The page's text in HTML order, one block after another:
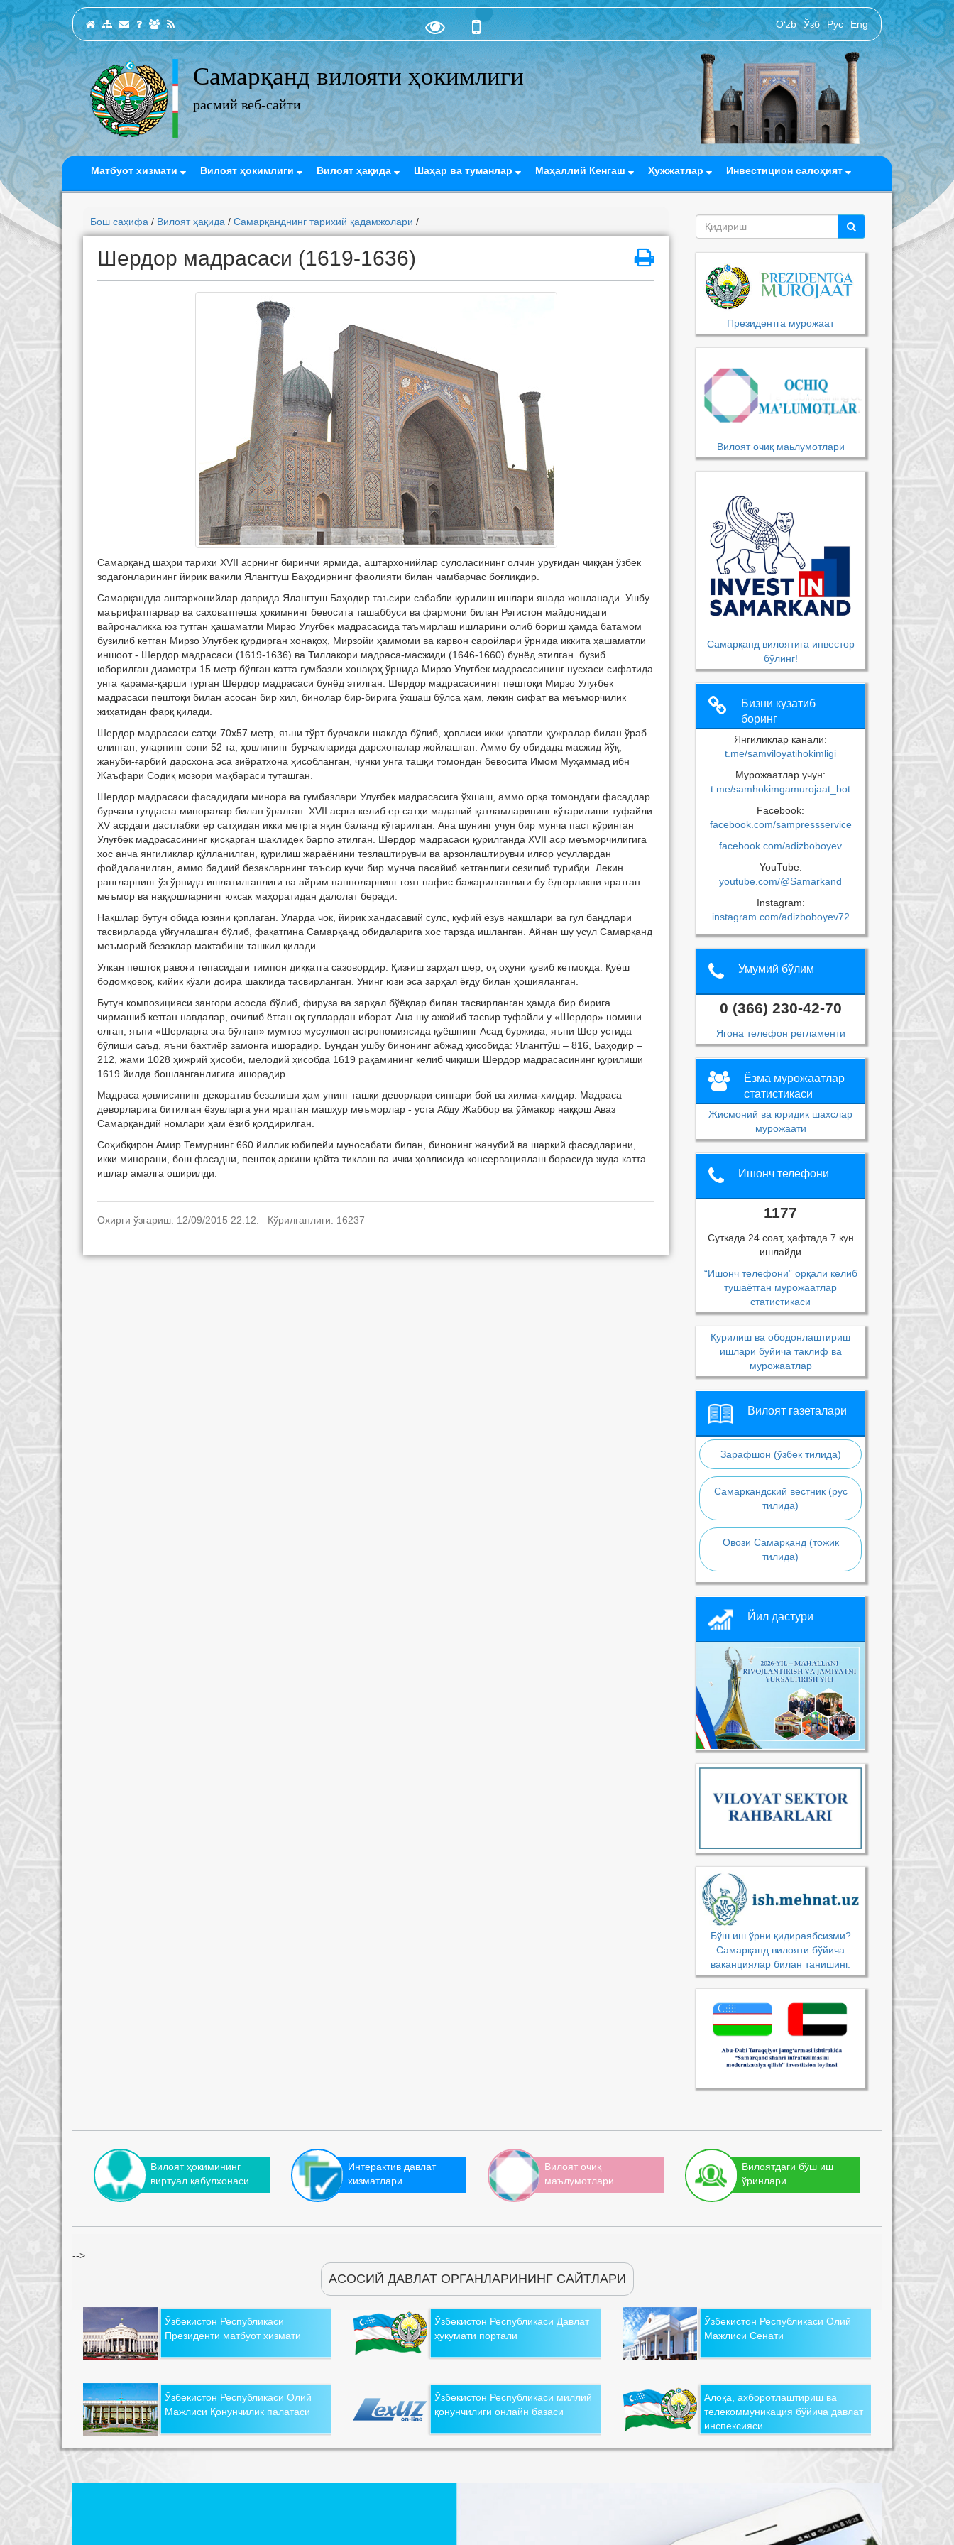
O‘zb Ўзб Рус Eng
Самарқанд вилояти ҳокимлиги
расмий веб-сайти
Матбуот хизмати Вилоят ҳокимлиги Вилоят ҳақида Шаҳар ва туманлар Маҳаллий Кенгаш Ҳужжатлар Инвестицион салоҳият
Бош саҳифа / Вилоят ҳақида / Самарқанднинг тарихий қадамжолари /
Шердор мадрасаси (1619-1636)
Самарқанд шаҳри тарихи ХVII асрнинг биринчи ярмида, аштархонийлар сулоласининг олчин уруғидан чиққан ўзбек
зодагонларининг йирик вакили Ялангтуш Баҳодирнинг фаолияти билан чамбарчас боғлиқдир.
Самарқандда аштархонийлар даврида Ялангтуш Баҳодир таъсири сабабли қурилиш ишлари янада жонланади. Ушбу
маърифатпарвар ва саховатпеша ҳокимнинг бевосита ташаббуси ва фармони билан Регистон майдонидаги
вайроналикка юз тутган ҳашаматли Мирзо Улуғбек мадрасасида таъмирлаш ишларини олиб бориш ҳамда батамом
бузилиб кетган Мирзо Улуғбек қурдирган хонақоҳ, Мирзойи ҳаммоми ва карвон саройлари ўрнида иккита ҳашаматли
иншоот - Шердор мадрасаси (1619-1636) ва Тиллакори мадраса-масжиди (1646-1660) бунёд этилган. бузиб
юборилган диаметри 15 метр бўлган катта гумбазли хонақоҳ ўрнида Мирзо Улуғбек мадрасасининг нусхаси сифатида
унга қарама-қарши турган Шердор мадрасаси бунёд этилган. Шердор мадрасасининг пештоқи Мирзо Улуғбек
мадрасаси пештоқи билан асосан бир хил, бинолар бир-бирига ўхшаш бўлса ҳам, лекин сифат ва меъморчилик
жиҳатидан фарқ қилади.
Шердор мадрасаси сатҳи 70х57 метр, яъни тўрт бурчакли шаклда бўлиб, ҳовлиси икки қаватли ҳужралар билан ўраб
олинган, уларнинг сони 52 та, ҳовлининг бурчакларида дарсхоналар жойлашган. Аммо бу обидада масжид йўқ,
жануби-ғарбий дарсхона эса зиёратхона ҳисобланган, чунки унга ташқи томондан бевосита Имом Муҳаммад ибн
Жаъфари Содиқ мозори мақбараси туташган.
Шердор мадрасаси фасадидаги минора ва гумбазлари Улуғбек мадрасасига ўхшаш, аммо орқа томондаги фасадлар
бурчаги гулдаста миноралар билан ўралган. ХVII асрга келиб ер сатҳи маданий қатламларининг кўтарилиши туфайли
ХV асрдаги дастлабки ер сатҳидан икки метрга яқин баланд кўтарилган. Ана шунинг учун бир мунча паст кўринган
Улуғбек мадрасасининг қисқарган шаклидек барпо этилган. Шердор мадрасаси қурилганда ХVII аср меъморчилигига
хос анча янгиликлар қўлланилган, қурилиш жараёнини тезлаштирувчи ва арзонлаштирувчи илғор усуллардан
фойдаланилган, аммо бадиий безакларнинг таъсир кучи бир мунча пасайиб кетганлиги сезилиб турибди. Лекин
рангларнинг ўз ўрнида ишлатилганлиги ва айрим панноларнинг ғоят нафис бажарилганлиги бу ёдгорликни яратган
меъмор ва наққошларнинг юксак маҳоратидан далолат беради.
Нақшлар бутун обида юзини қоплаган. Уларда чок, йирик хандасавий сулс, куфий ёзув нақшлари ва гул бандлари
тасвирларда уйғунлашган бўлиб, фақатгина Самарқанд обидаларига хос тарзда ишланган. Айнан шу усул Самарқанд
меъморий безаклар мактабини ташкил қилади.
Улкан пештоқ равоғи тепасидаги тимпон диққатга сазовордир: Қизғиш зарҳал шер, оқ оҳуни қувиб кетмоқда. Қуёш
бодомқовоқ, кийик кўзли доира шаклида тасвирланган. Унинг юзи эса зарҳал ёғду билан ҳошияланган.
Бутун композицияси зангори асосда бўлиб, фируза ва зарҳал бўёқлар билан тасвирланган ҳамда бир бирига
чирмашиб кетган навдалар, очилиб ётган оқ гуллардан иборат. Ана шу ажойиб тасвир туфайли у «Шердор» номини
олган, яъни «Шерларга эга бўлган» мумтоз мусулмон астрономиясида қуёшнинг Асад буржида, яъни Шер устида
бўлиши саъд, яъни бахтиёр замонга ишорадир. Бундан ушбу бинонинг абжад ҳисобида: Ялангтўш – 816, Баҳодир –
212, жами 1028 ҳижрий ҳисоби, мелодий ҳисобда 1619 рақамининг келиб чиқиши Шердор мадрасасининг қурилиши
1619 йилда бошланганлигига ишорадир.
Мадраса ҳовлисининг декоратив безалиши ҳам унинг ташқи деворлари сингари бой ва хилма-хилдир. Мадраса
деворларига битилган ёзувларга уни яратган машҳур меъморлар - уста Абду Жаббор ва ўймакор наққош Аваз
Самарқандий номлари ҳам ёзиб қолдирилган.
Соҳибқирон Амир Темурнинг 660 йиллик юбилейи муносабати билан, бинонинг жанубий ва шарқий фасадларини,
икки минорани, бош фасадни, пештоқ аркини қайта тиклаш ва ички ҳовлисида консервациялаш борасида жуда катта
ишлар амалга оширилди.
Охирги ўзгариш: 12/09/2015 22:12. Кўрилганлиги: 16237
Президентга мурожаат
Вилоят очиқ маьлумотлари
Самарқанд вилоятига инвестор
бўлинг!
Бизни кузатиб
боринг
Янгиликлар канали:
t.me/samviloyatihokimligi
Мурожаатлар учун:
t.me/samhokimgamurojaat_bot
Facebook:
facebook.com/sampressservice
facebook.com/adizboboyev
YouTube:
youtube.com/@Samarkand
Instagram:
instagram.com/adizboboyev72
Умумий бўлим
0 (366) 230-42-70
Ягона телефон регламенти
Ёзма мурожаатлар
статистикаси
Жисмоний ва юридик шахслар
мурожаати
Ишонч телефони
1177
Суткада 24 соат, ҳафтада 7 кун
ишлайди
“Ишонч телефони” орқали келиб
тушаётган мурожаатлар
статистикаси
Қурилиш ва ободонлаштириш
ишлари буйича таклиф ва
мурожаатлар
Вилоят газеталари
Зарафшон (ўзбек тилида)
Самаркандский вестник (рус
тилида)
Овози Самарқанд (тожик
тилида)
Йил дастури
Бўш иш ўрни қидираябсизми?
Самарқанд вилояти бўйича
ваканциялар билан танишинг.
Вилоят ҳокимининг
виртуал қабулхонаси
Интерактив давлат
хизматлари
Вилоят очиқ
маълумотлари
Вилоятдаги бўш иш
ўринлари
-->
АСОСИЙ ДАВЛАТ ОРГАНЛАРИНИНГ САЙТЛАРИ
Ўзбекистон Республикаси
Президенти матбуот хизмати
Ўзбекистон Республикаси Давлат
ҳукумати портали
Ўзбекистон Республикаси Олий
Мажлиси Сенати
Ўзбекистон Республикаси Олий
Мажлиси Қонунчилик палатаси
Ўзбекистон Республикаси миллий
қонунчилиги онлайн базаси
Алоқа, ахборотлаштириш ва
телекоммуникация бўйича давлат
инспексияси